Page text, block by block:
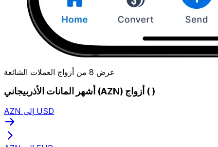
عرض 8 من أزواج العملات الشائعة
أشهر المانات الأذربيجاني (AZN) أزواج ( )
AZN إلى USD